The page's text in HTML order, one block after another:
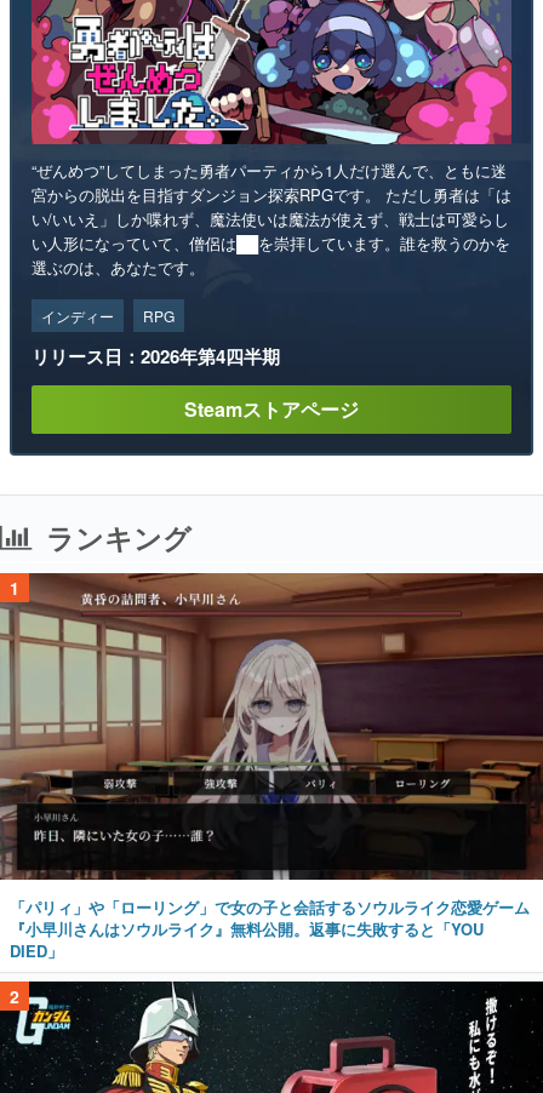
“ぜんめつ”してしまった勇者パーティから1人だけ選んで、ともに迷
宮からの脱出を目指すダンジョン探索RPGです。 ただし勇者は「は
い/いいえ」しか喋れず、魔法使いは魔法が使えず、戦士は可愛らし
い人形になっていて、僧侶は██を崇拝しています。誰を救うのかを
選ぶのは、あなたです。
インディー RPG
リリース日：2026年第4四半期
Steamストアページ
ランキング
1
「パリィ」や「ローリング」で女の子と会話するソウルライク恋愛ゲーム
『小早川さんはソウルライク』無料公開。返事に失敗すると「YOU
DIED」
2